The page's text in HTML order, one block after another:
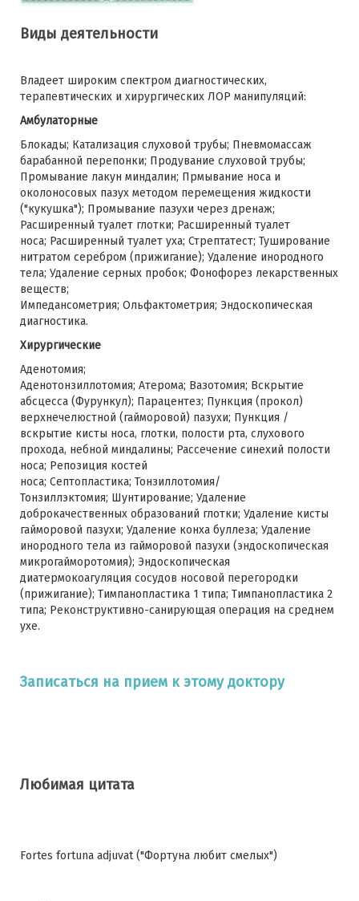
Виды деятельности
Владеет широким спектром диагностических,
терапевтических и хирургических ЛОР манипуляций:
Амбулаторные
Блокады; Катализация слуховой трубы; Пневмомассаж
барабанной перепонки; Продувание слуховой трубы;
Промывание лакун миндалин; Прмывание носа и
околоносовых пазух методом перемещения жидкости
("кукушка"); Промывание пазухи через дренаж;
Расширенный туалет глотки; Расширенный туалет
носа; Расширенный туалет уха; Стрептатест; Туширование
нитратом серебром (прижигание); Удаление инородного
тела; Удаление серных пробок; Фонофорез лекарственных
веществ;
Импедансометрия; Ольфактометрия; Эндоскопическая
диагностика.
Хирургические
Аденотомия;
Аденотонзиллотомия; Атерома; Вазотомия; Вскрытие
абсцесса (Фурункул); Парацентез; Пункция (прокол)
верхнечелюстной (гайморовой) пазухи; Пункция /
вскрытие кисты носа, глотки, полости рта, слухового
прохода, небной миндалины; Рассечение синехий полости
носа; Репозиция костей
носа; Септопластика; Тонзиллотомия/
Тонзиллэктомия; Шунтирование; Удаление
доброкачественных образований глотки; Удаление кисты
гайморовой пазухи; Удаление конха буллеза; Удаление
инородного тела из гайморовой пазухи (эндоскопическая
микрогайморотомия); Эндоскопическая
диатермокоагуляция сосудов носовой перегородки
(прижигание); Тимпанопластика 1 типа; Тимпанопластика 2
типа; Реконструктивно-санирующая операция на среднем
ухе.
Записаться на прием к этому доктору
Любимая цитата
Fortes fortuna adjuvat ("Фортуна любит смелых")